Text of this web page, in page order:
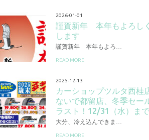
2026-01-01
謹賀新年 本年もよろし
します
謹賀新年 本年もよろ…
READ MORE
2025-12-13
カーショップツルタ西桂
ないで都留店、冬季セー
ラスト！12/31（水）まで
大分、冷え込んできま…
READ MORE